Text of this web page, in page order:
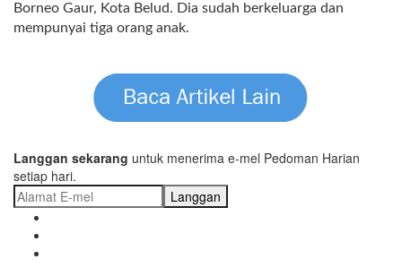
Borneo Gaur, Kota Belud. Dia sudah berkeluarga dan
mempunyai tiga orang anak.
Langgan sekarang untuk menerima e-mel Pedoman Harian
setiap hari.
Langgan